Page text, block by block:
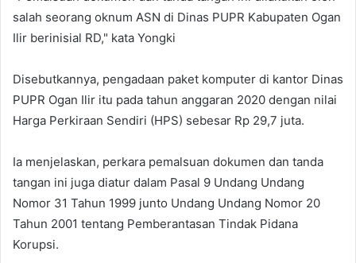
salah seorang oknum ASN di Dinas PUPR Kabupaten Ogan
Ilir berinisial RD," kata Yongki
Disebutkannya, pengadaan paket komputer di kantor Dinas
PUPR Ogan Ilir itu pada tahun anggaran 2020 dengan nilai
Harga Perkiraan Sendiri (HPS) sebesar Rp 29,7 juta.
Ia menjelaskan, perkara pemalsuan dokumen dan tanda
tangan ini juga diatur dalam Pasal 9 Undang Undang
Nomor 31 Tahun 1999 junto Undang Undang Nomor 20
Tahun 2001 tentang Pemberantasan Tindak Pidana
Korupsi.